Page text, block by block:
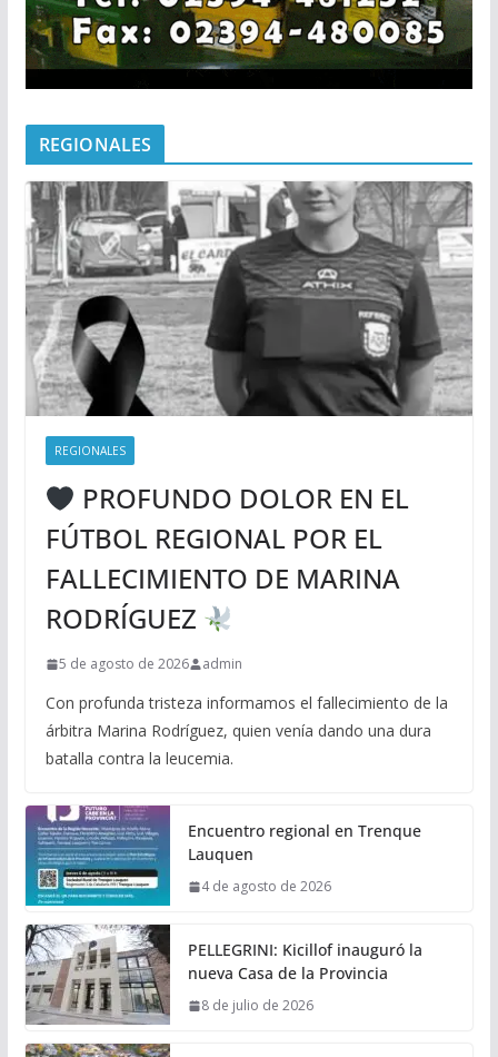
REGIONALES
REGIONALES
PROFUNDO DOLOR EN EL
FÚTBOL REGIONAL POR EL
FALLECIMIENTO DE MARINA
RODRÍGUEZ
5 de agosto de 2026 admin
Con profunda tristeza informamos el fallecimiento de la
árbitra Marina Rodríguez, quien venía dando una dura
batalla contra la leucemia.
Encuentro regional en Trenque
Lauquen
4 de agosto de 2026
PELLEGRINI: Kicillof inauguró la
nueva Casa de la Provincia
8 de julio de 2026